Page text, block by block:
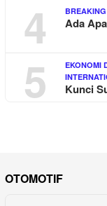
4 Ada
5 EKONOMI
Kunci
OTOMOTIF